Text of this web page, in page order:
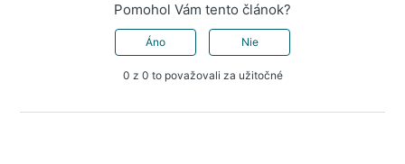
Pomohol Vám tento článok?
Áno Nie
0 z 0 to považovali za užitočné